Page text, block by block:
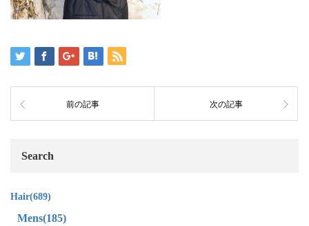
前の記事 次の記事
Search
Hair(689)
Mens(185)